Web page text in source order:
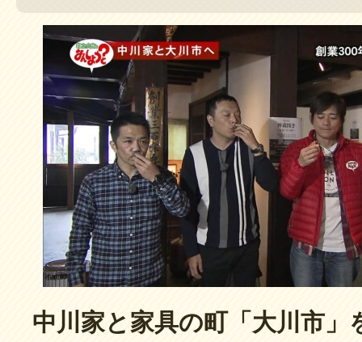
中川家と家具の町「大川市